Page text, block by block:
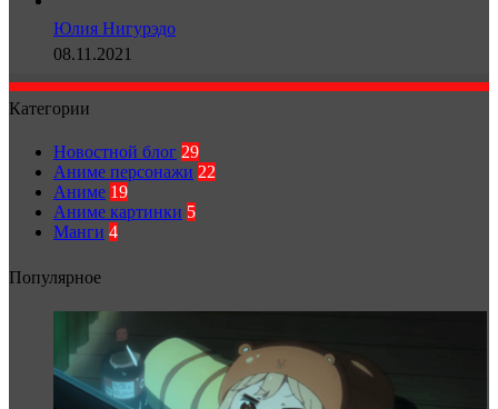
Юлия Нигурэдо
08.11.2021
Категории
Новостной блог 29
Аниме персонажи 22
Аниме 19
Аниме картинки 5
Манги 4
Популярное